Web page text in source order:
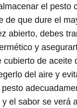
el pesto
de que dure el
abierto, debes
y
cubierto de aceite
del aire y
el sabor se verá